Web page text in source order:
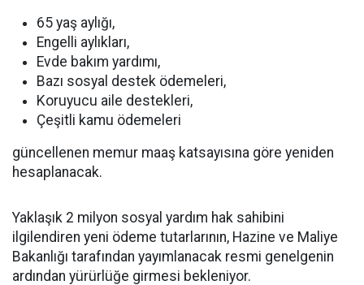
65 yaş aylığı,
Engelli aylıkları,
Evde bakım yardımı,
Bazı sosyal destek ödemeleri,
Koruyucu aile destekleri,
Çeşitli kamu ödemeleri
güncellenen memur maaş katsayısına göre yeniden
hesaplanacak.
Yaklaşık 2 milyon sosyal yardım hak sahibini
ilgilendiren yeni ödeme tutarlarının, Hazine ve Maliye
Bakanlığı tarafından yayımlanacak resmi genelgenin
ardından yürürlüğe girmesi bekleniyor.